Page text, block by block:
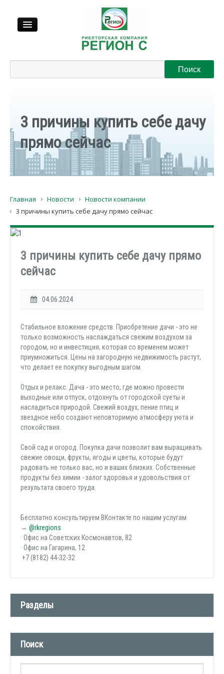
Выкуп
Регионы
Контакты
3 причины купить себе дачу
прямо сейчас
Главная Новости
Новости компании
3 причины купить себе дачу прямо сейчас
3 причины купить себе дачу прямо
сейчас
04.06.2024
Стабильное вложение средств. Приобретение дачи - это не
только возможность наслаждаться свежим воздухом за
городом, но и инвестиция, которая со временем может
приумножиться. Цены на загородную недвижимость растут,
что делает ее покупку выгодным шагом.
Отдых и релакс. Дача - это место, где можно провести
выходные или отпуск, отдохнуть от городской суеты и
насладиться природой. Свежий воздух, пение птиц и
звездное небо создают неповторимую атмосферу уюта и
спокойствия.
Свой сад и огород. Покупка дачи позволит вам выращивать
свежие овощи, фрукты, ягоды и цветы, которые будут
радовать не только вас, но и ваших близких. Собственные
продукты без химии - залог здоровья и удовольствия от
результата своего труда.
Бесплатно консультируем ВКонтакте по нашим услугам
→ @rkregions
· Офис на Советских Космонавтов, 82
· Офис на Гагарина, 12
+7 (8182) 44-32-32
Разделы
Новости компании (509)
СМИ о нас (1)
Поиск